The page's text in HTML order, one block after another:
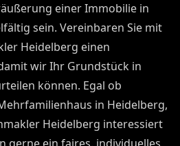
einer Immobilie in
sein. Vereinbaren Sie mit
Heidelberg einen
wir Ihr Grundstück in
können. Egal ob
in Heidelberg,
Heidelberg interessiert